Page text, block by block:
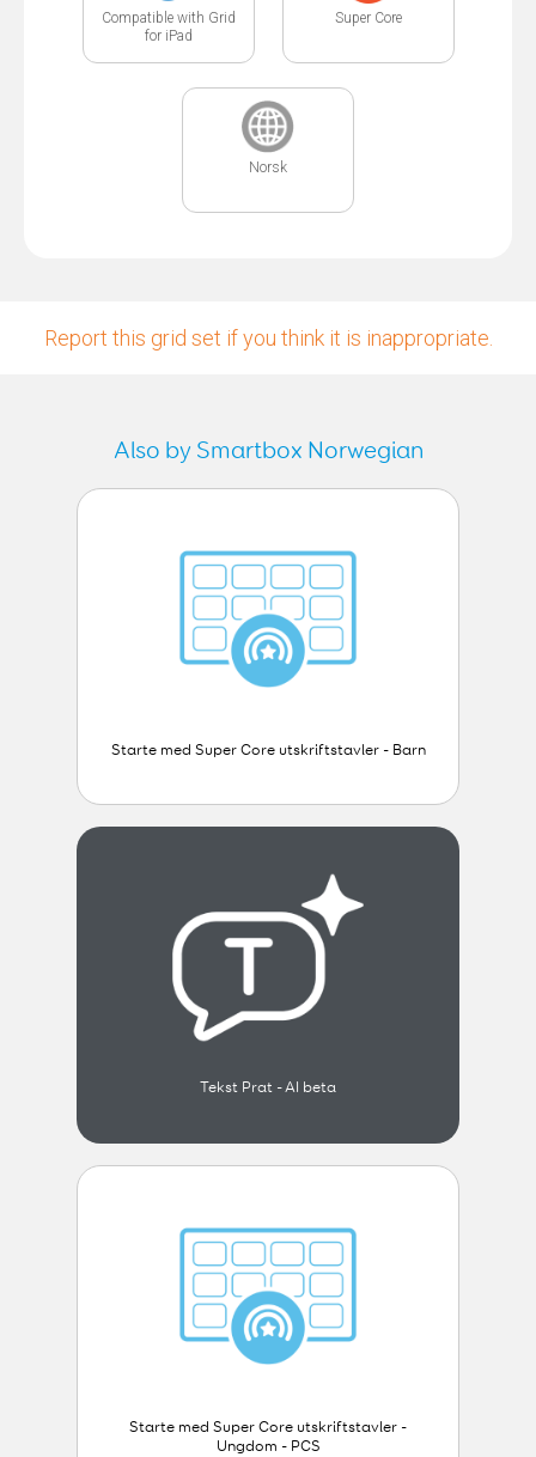
Compatible with Grid
for iPad
Super Core
Norsk
Report this grid set if you think it is inappropriate.
Also by Smartbox Norwegian
Starte med Super Core utskriftstavler - Barn
Tekst Prat - AI beta
Starte med Super Core utskriftstavler -
Ungdom - PCS